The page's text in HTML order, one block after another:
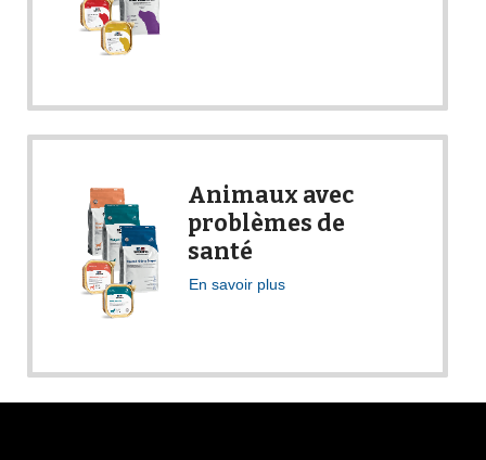
Animaux avec
problèmes de
santé
En savoir plus